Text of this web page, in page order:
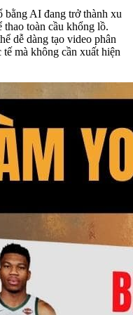
bằng AI đang trở thành xu
toàn cầu khổng lồ.
dễ dàng tạo video phân
mà không cần xuất hiện